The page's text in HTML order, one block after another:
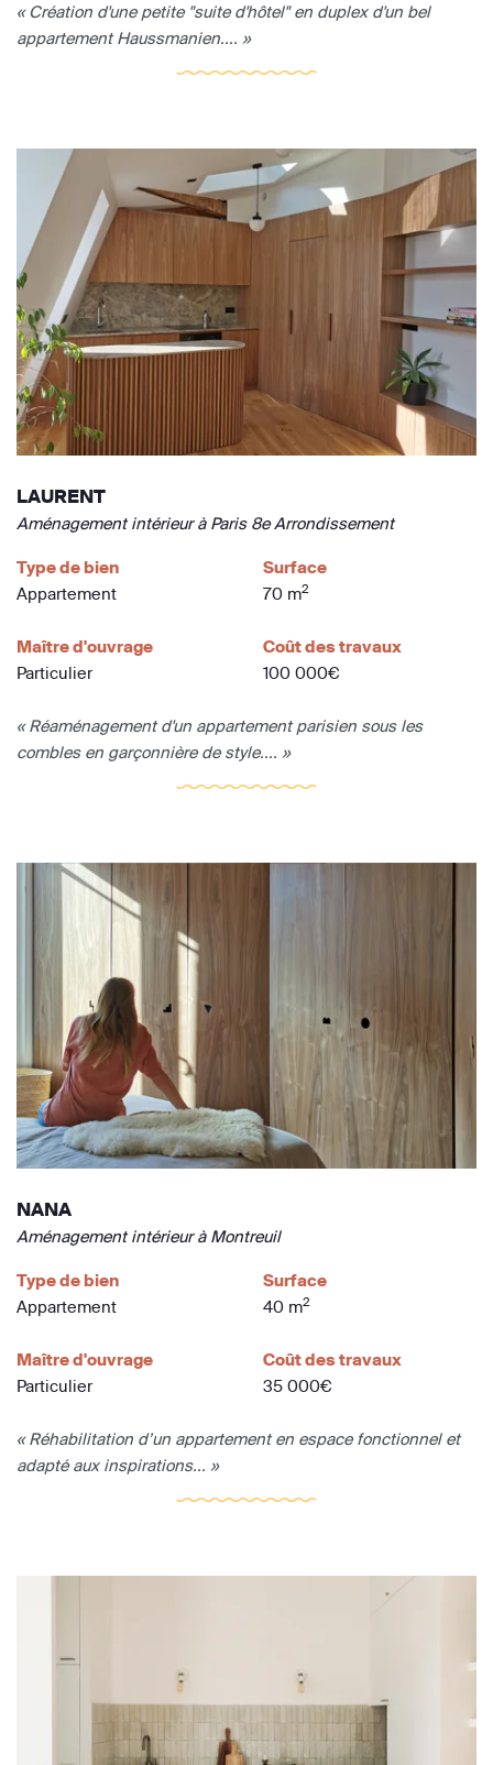
« Création d'une petite "suite d'hôtel" en duplex d'un bel
appartement Haussmanien.... »
LAURENT
Aménagement intérieur à Paris 8e Arrondissement
Type de bien
Appartement
Surface
70 m2
Maître d'ouvrage
Particulier
Coût des travaux
100 000€
« Réaménagement d'un appartement parisien sous les
combles en garçonnière de style.... »
NANA
Aménagement intérieur à Montreuil
Type de bien
Appartement
Surface
40 m2
Maître d'ouvrage
Particulier
Coût des travaux
35 000€
« Réhabilitation d’un appartement en espace fonctionnel et
adapté aux inspirations... »